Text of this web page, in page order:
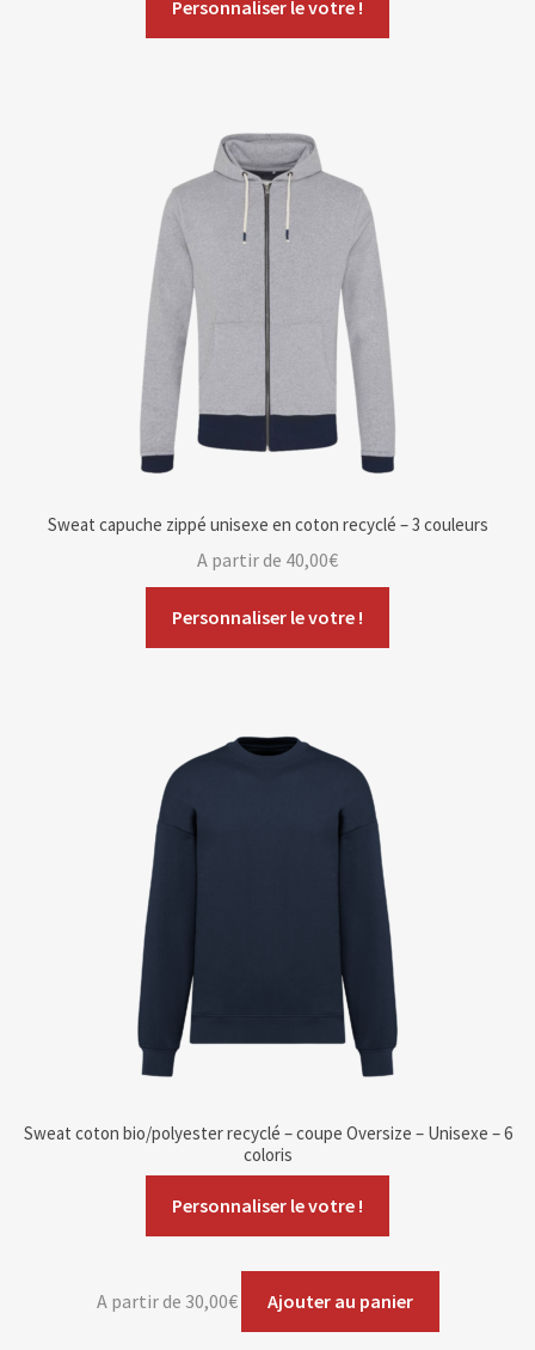
Personnaliser le votre !
Sweat capuche zippé unisexe en coton recyclé – 3 couleurs
Personnaliser le votre !
A partir de 40,00€
Sweat coton bio/polyester recyclé – coupe Oversize – Unisexe – 6
coloris
Personnaliser le votre !
A partir de 30,00€ Ajouter au panier